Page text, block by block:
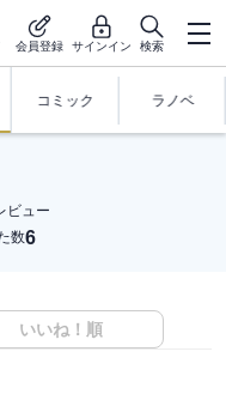
会員登録 サインイン 検索
コミック ラノベ
ビュー
数6
いいね！順